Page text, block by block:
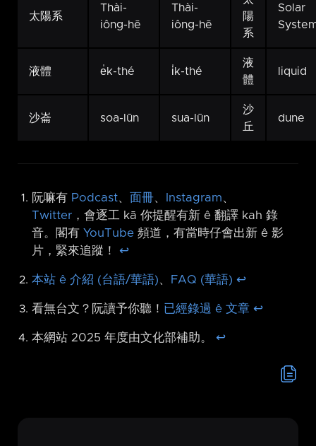
太陽系
Thài-
iông-hē
Thài-
iông-hē
陽
系
Solar
液體 e̍k-thé i̍k-thé
液
體
liquid
沙崙 soa-lūn sua-lūn
沙
丘
dune
阮嘛有 Podcast、 面冊、 Instagram、
Twitter ，會逐工 kā 你提醒有新 ê 翻譯 kah 錄
音。閣有 YouTube 頻道，有當時仔會出新 ê 影
片，緊來追蹤！ ↩︎
本站 ê 介紹 (台語/華語)、 FAQ (華語) ↩︎
看無台文？阮讀予你聽！ 已經錄過 ê 文章 ↩︎
本網站 2025 年度由文化部補助。 ↩︎